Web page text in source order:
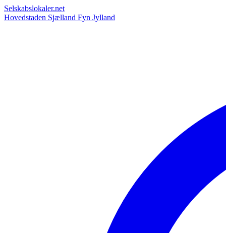
Selskabslokaler.net
Hovedstaden Sjælland Fyn Jylland